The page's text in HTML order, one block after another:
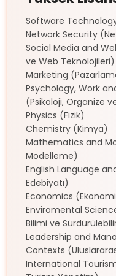
Software
Network Security
Social Media and
ve Web Teknolojileri)
Marketing
Psychology, Work
(Psikoloji, Organize
Physics (Fizik)
Chemistry (Kimya)
Mathematics and
Modelleme)
English Language
Edebiyatı)
Economics
Enviromental
Bilimi ve
Leadership and
Contexts
International